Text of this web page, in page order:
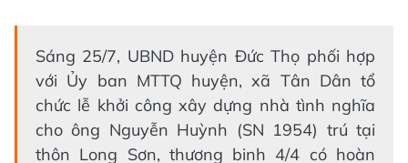
Sáng 25/7, UBND huyện Đức Thọ phối hợp
với Ủy ban MTTQ huyện, xã Tân Dân tổ
chức lễ khởi công xây dựng nhà tình nghĩa
cho ông Nguyễn Huỳnh (SN 1954) trú tại
thôn Long Sơn, thương binh 4/4 có hoàn